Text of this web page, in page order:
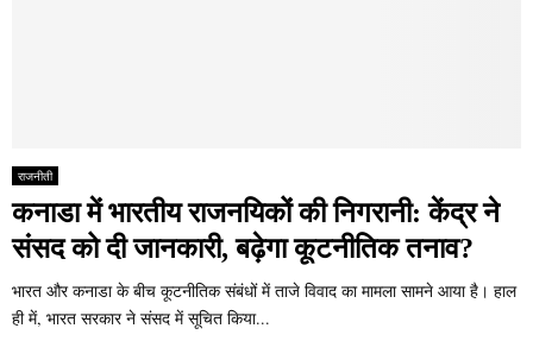
राजनीती
कनाडा में भारतीय राजनयिकों की निगरानी: केंद्र ने
संसद को दी जानकारी, बढ़ेगा कूटनीतिक तनाव?
भारत और कनाडा के बीच कूटनीतिक संबंधों में ताजे विवाद का मामला सामने आया है। हाल
ही में, भारत सरकार ने संसद में सूचित किया...